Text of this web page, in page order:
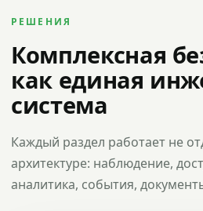
РЕШЕНИЯ
Комплексная
как единая
система
Каждый раздел работает не
архитектуре: наблюдение,
аналитика, события,